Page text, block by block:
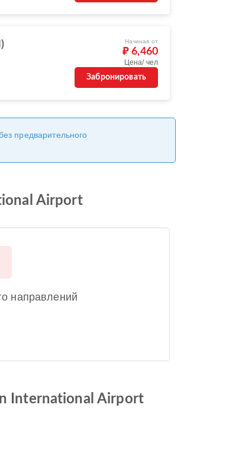
Начиная от
₽ 6,460
Цена/ чел
Забронировать
предварительного
Airport
направлений
International Airport